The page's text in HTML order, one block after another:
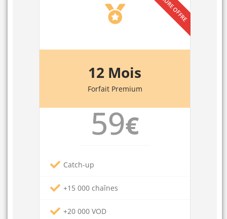
12 Mois
Forfait Premium
59€
Catch-up
+15 000 chaînes
+20 000 VOD